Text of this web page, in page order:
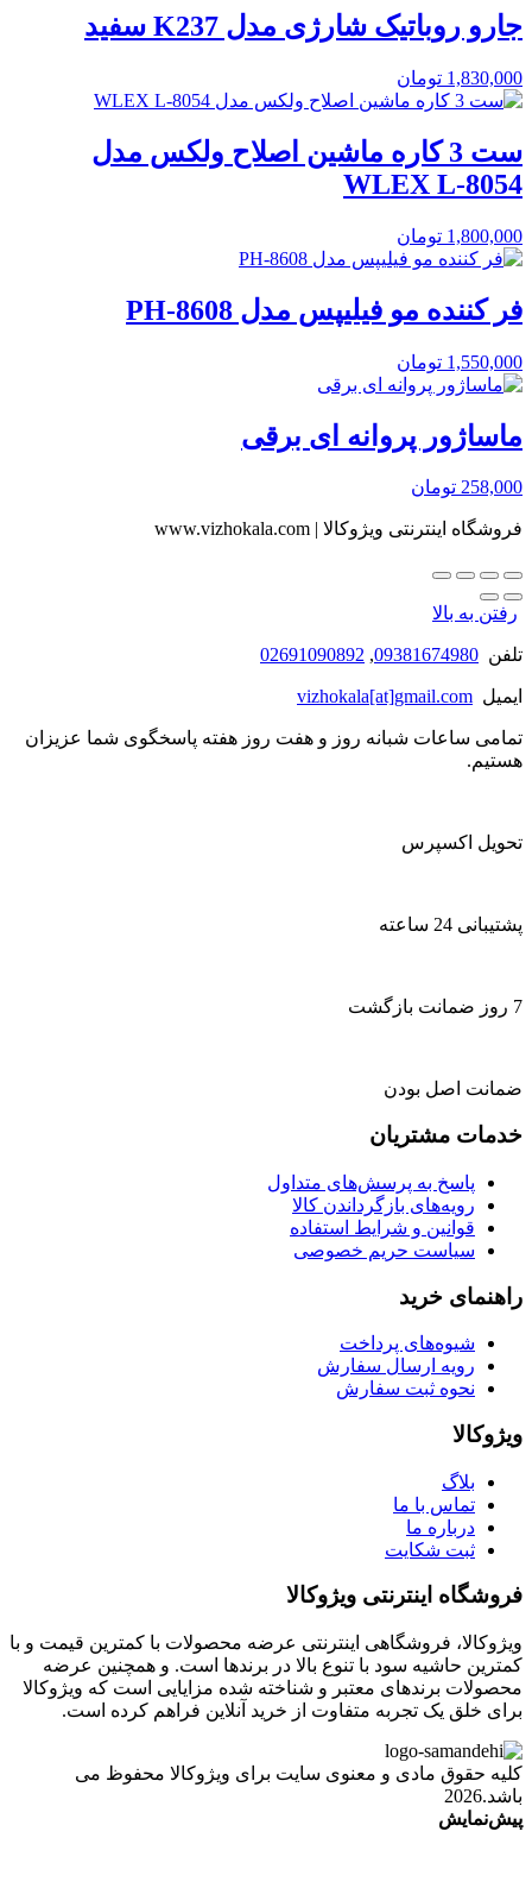
جارو روباتیک شارژی مدل K237 سفید
1,830,000 تومان
ست 3 کاره ماشین اصلاح ولکس مدل
WLEX L-8054
1,800,000 تومان
فر کننده مو فیلیپس مدل PH-8608
1,550,000 تومان
ماساژور پروانه ای برقی
258,000 تومان
فروشگاه اینترنتی ویژوکالا | www.vizhokala.com
رفتن به بالا
تلفن 09381674980
,
02691090892
ایمیل vizhokala[at]gmail.com
تمامی ساعات شبانه روز و هفت روز هفته پاسخگوی شما عزیزان
هستیم.
تحویل اکسپرس
پشتیبانی 24 ساعته
7 روز ضمانت بازگشت
ضمانت اصل بودن
خدمات مشتریان
پاسخ به پرسش‌های متداول
رویه‌های بازگرداندن کالا
قوانین و شرایط استفاده
سیاست حریم خصوصی
راهنمای خرید
شیوه‌های پرداخت
رویه ارسال سفارش
نحوه ثبت سفارش
ویژوکالا
بلاگ
تماس با ما
درباره ما
ثبت شکایت
فروشگاه اینترنتی ویژوکالا
ویژوکالا، فروشگاهی اینترنتی عرضه محصولات با کمترین قیمت و با
کمترین حاشیه سود با تنوع بالا در برندها است. و همچنین عرضه
محصولات برندهای معتبر و شناخته شده مزایایی است که ویژوکالا
برای خلق یک تجربه متفاوت از خرید آنلاین فراهم کرده است.
کلیه حقوق مادی و معنوی سایت برای ویژوکالا محفوظ می
باشد.2026
پیش‌نمایش